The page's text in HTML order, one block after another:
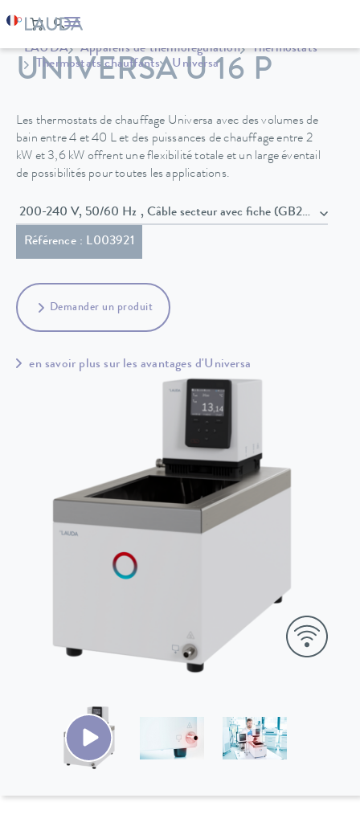
LAUDA Appareils de thermorégulation
Thermostats
Thermostats chauffants
Universa
UNIVERSA U 16 P
Les thermostats de chauffage Universa avec des volumes de
bain entre 4 et 40 L et des puissances de chauffage entre 2
kW et 3,6 kW offrent une flexibilité totale et un large éventail
de possibilités pour toutes les applications.
200-240 V, 50/60 Hz , Câble secteur avec fiche (GB2099,
Référence : L003921
Demander un produit
en savoir plus sur les avantages d'Universa